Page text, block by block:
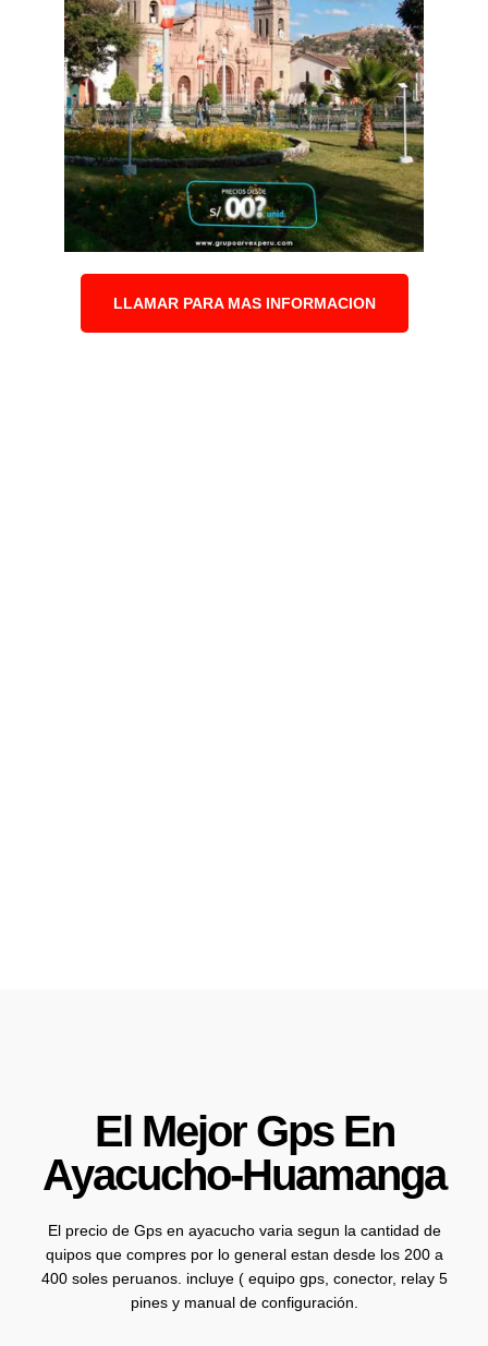
LLAMAR PARA MAS INFORMACION
El Mejor Gps En
Ayacucho-Huamanga
El precio de Gps en ayacucho varia segun la cantidad de
quipos que compres por lo general estan desde los 200 a
400 soles peruanos. incluye ( equipo gps, conector, relay 5
pines y manual de configuración.